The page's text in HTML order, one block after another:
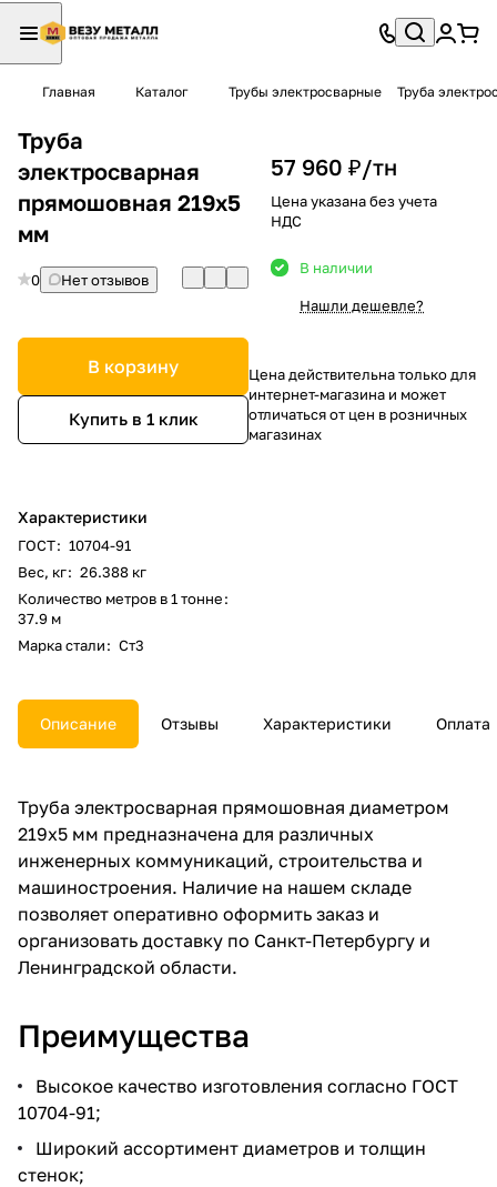
Главная Каталог Трубы электросварные Труба
Труба
электросварная
прямошовная 219х5
мм
0 Нет отзывов
В корзину
Купить в 1 клик
Характеристики
ГОСТ: 10704-91
Вес, кг: 26.388 кг
Количество метров в 1 тонне:
37.9 м
Марка стали: Ст3
57 960 ₽/тн
Цена указана без учета
НДС
В наличии
Нашли дешевле?
Цена действительна только для
интернет-магазина и может
отличаться от цен в розничных
магазинах
Описание Отзывы Характеристики Оплата
Труба электросварная прямошовная диаметром
219х5 мм предназначена для различных
инженерных коммуникаций, строительства и
машиностроения. Наличие на нашем складе
позволяет оперативно оформить заказ и
организовать доставку по Санкт-Петербургу и
Ленинградской области.
Преимущества
Высокое качество изготовления согласно ГОСТ
10704-91;
Широкий ассортимент диаметров и толщин
стенок;